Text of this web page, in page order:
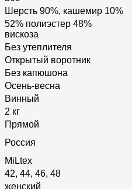
Шерсть 90%, кашемир 10%
52% полиэстер 48%
вискоза
Без утеплителя
Открытый воротник
Без капюшона
Осень-весна
Винный
2 кг
Прямой
Россия
MiLtex
42, 44, 46, 48
женский